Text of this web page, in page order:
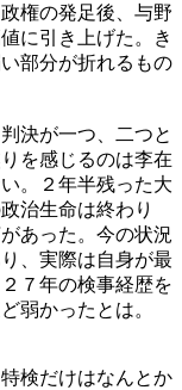
権の発足後、与野
に引き上げた。き
部分が折れるもの
決が一つ、二つと
を感じるのは李在
。２年半残った大
治生命は終わり
あった。今の状況
、実際は自身が最
７年の検事経歴を
弱かったとは。
検だけはなんとか